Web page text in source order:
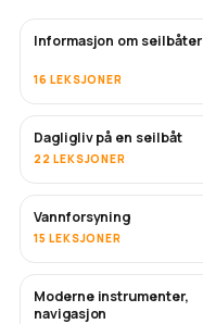
Informasjon om seilbåter
16 LEKSJONER
Dagligliv på en seilbåt
22 LEKSJONER
Vannforsyning
15 LEKSJONER
Moderne instrumenter,
navigasjon